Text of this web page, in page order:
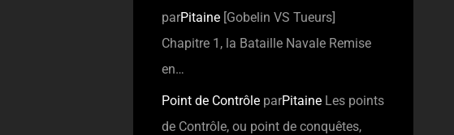
parPitaine [Gobelin VS Tueurs]
Chapitre 1, la Bataille Navale Remise
en…
Point de ContrôleparPitaine Les points
de Contrôle, ou point de conquêtes,